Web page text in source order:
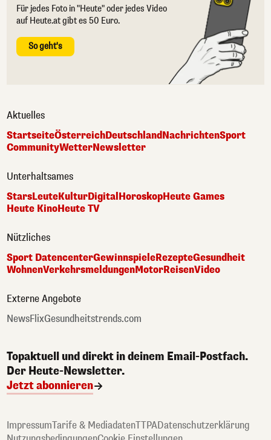
Für jedes Foto in "Heute" oder jedes Video
auf Heute.at gibt es 50 Euro.
So geht's
Aktuelles
StartseiteÖsterreichDeutschlandNachrichtenSport
CommunityWetterNewsletter
Unterhaltsames
StarsLeuteKulturDigital HoroskopHeute Games
Heute KinoHeute TV
Nützliches
Sport DatencenterGewinnspieleRezepteGesundheit
WohnenVerkehrsmeldungenMotorReisenVideo
Externe Angebote
NewsFlixGesundheitstrends.com
Topaktuell und direkt in deinem Email-Postfach.
Der Heute-Newsletter.
Jetzt abonnieren
ImpressumTarife & MediadatenTTPADatenschutzerklärung